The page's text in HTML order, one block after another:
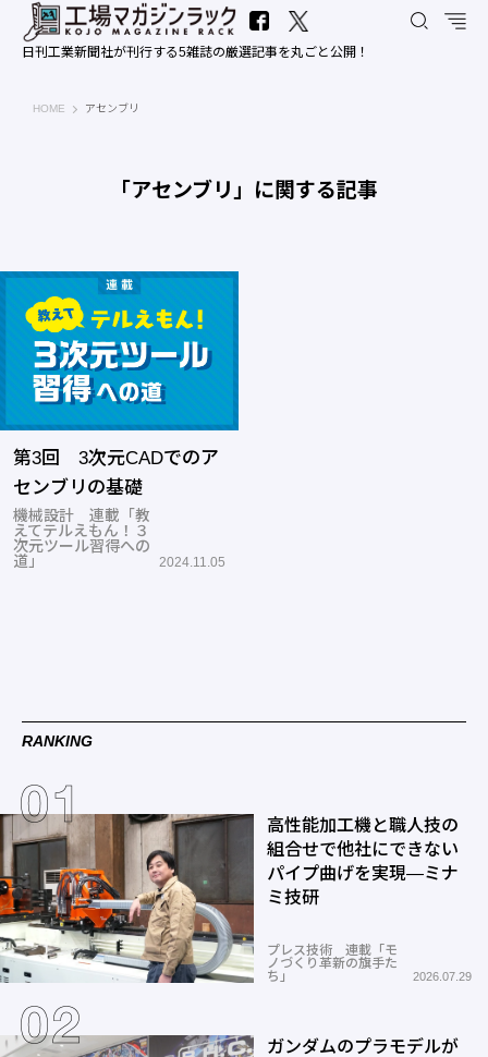
日刊工業新聞社が刊行する5雑誌の厳選記事を丸ごと公開！
HOME 工場マガジンラック｜日刊工業新聞社
アセンブリ
「アセンブリ」に関する記事
第3回 3次元CADでのア
センブリの基礎
機械設計 連載「教
えてテルえもん！３
次元ツール習得への
道」
2024.11.05
RANKING
高性能加工機と職人技の
組合せで他社にできない
パイプ曲げを実現―ミナ
ミ技研
プレス技術 連載「モ
ノづくり革新の旗手た
ち」
2026.07.29
ガンダムのプラモデルが